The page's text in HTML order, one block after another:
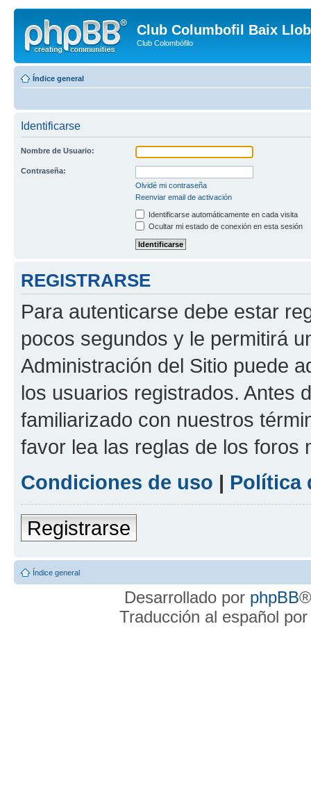
Club Columbofil Baix
Club Colombófilo
Índice general
Identificarse
Nombre de Usuario:
Contraseña:
Olvidé mi contraseña
Reenviar email de activación
Identificarse automáticamente en cada visita
Ocultar mi estado de conexión en esta sesión
REGISTRARSE
Para autenticarse debe estar
pocos segundos y le permitirá
Administración del Sitio puede
los usuarios registrados. Antes
familiarizado con nuestros
favor lea las reglas de los foros
Condiciones de uso | Política
Registrarse
Índice general
Desarrollado por phpBB
Traducción al español